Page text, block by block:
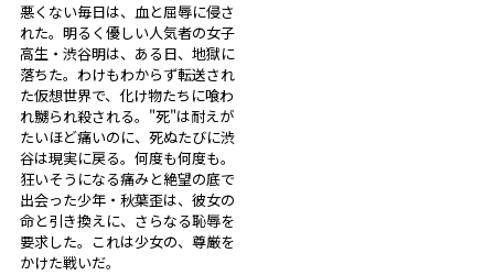
悪くない毎日は、血と屈辱に侵さ
れた。明るく優しい人気者の女子
高生・渋谷明は、ある日、地獄に
落ちた。わけもわからず転送され
た仮想世界で、化け物たちに喰わ
れ嬲られ殺される。"死"は耐えが
たいほど痛いのに、死ぬたびに渋
谷は現実に戻る。何度も何度も。
狂いそうになる痛みと絶望の底で
出会った少年・秋葉歪は、彼女の
命と引き換えに、さらなる恥辱を
要求した。これは少女の、尊厳を
かけた戦いだ。